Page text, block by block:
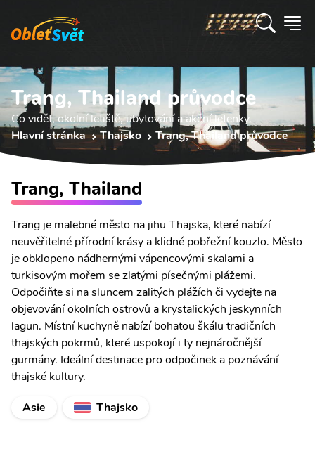
Trang, Thailand průvodce
Co vidět, okolní letiště, ubytování a akční letenky.
Hlavní stránka
Thajsko Trang, Thailand průvodce
Trang, Thailand
Trang je malebné město na jihu Thajska, které nabízí
neuvěřitelné přírodní krásy a klidné pobřežní kouzlo. Město
je obklopeno nádhernými vápencovými skalami a
turkisovým mořem se zlatými písečnými plážemi.
Odpočiňte si na sluncem zalitých plážích či vydejte na
objevování okolních ostrovů a krystalických jeskynních
lagun. Místní kuchyně nabízí bohatou škálu tradičních
thajských pokrmů, které uspokojí i ty nejnáročnější
gurmány. Ideální destinace pro odpočinek a poznávání
thajské kultury.
Asie
Thajsko